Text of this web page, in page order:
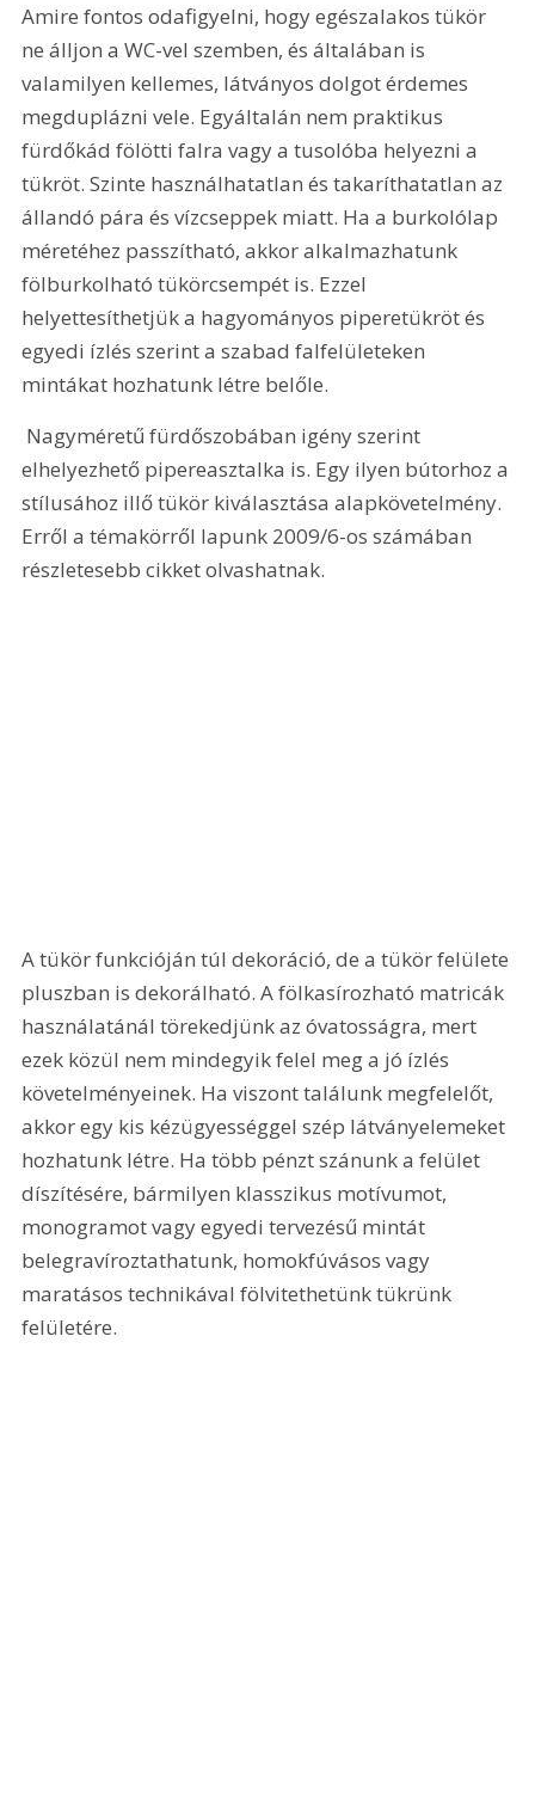
Amire fontos odafigyelni, hogy egészalakos tükör
ne álljon a WC-vel szemben, és általában is
valamilyen kellemes, látványos dolgot érdemes
megduplázni vele. Egyáltalán nem praktikus
fürdőkád fölötti falra vagy a tusolóba helyezni a
tükröt. Szinte használhatatlan és takaríthatatlan az
állandó pára és vízcseppek miatt. Ha a burkolólap
méretéhez passzítható, akkor alkalmazhatunk
fölburkolható tükörcsempét is. Ezzel
helyettesíthetjük a hagyományos piperetükröt és
egyedi ízlés szerint a szabad falfelületeken
mintákat hozhatunk létre belőle.
elhelyezhető pipereasztalka is. Egy ilyen bútorhoz a
stílusához illő tükör kiválasztása alapkövetelmény.
Erről a témakörről lapunk 2009/6-os számában
részletesebb cikket olvashatnak.
A tükör funkcióján túl dekoráció, de a tükör felülete
pluszban is dekorálható. A fölkasírozható matricák
használatánál törekedjünk az óvatosságra, mert
ezek közül nem mindegyik felel meg a jó ízlés
követelményeinek. Ha viszont találunk megfelelőt,
akkor egy kis kézügyességgel szép látványelemeket
hozhatunk létre. Ha több pénzt szánunk a felület
díszítésére, bármilyen klasszikus motívumot,
monogramot vagy egyedi tervezésű mintát
belegravíroztathatunk, homokfúvásos vagy
maratásos technikával fölvitethetünk tükrünk
felületére.